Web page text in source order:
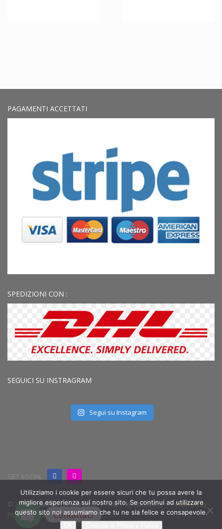
PAGAMENTI ACCETTATI
SPEDIZIONI CON :
SEGUICI SU INSTRAGRAM
Segui su Instagram
GET SOCIAL
© 2019Caseificio Cerullo S.a.s.- P. iva: IT02493550616 - Powered By
Planet Informatica
Utilizziamo i cookie per essere sicuri che tu possa avere la
migliore esperienza sul nostro sito. Se continui ad utilizzare
questo sito noi assumiamo che tu ne sia felice e consapevole.
Contattaci